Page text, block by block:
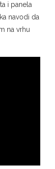
i panela
navodi da
na vrhu